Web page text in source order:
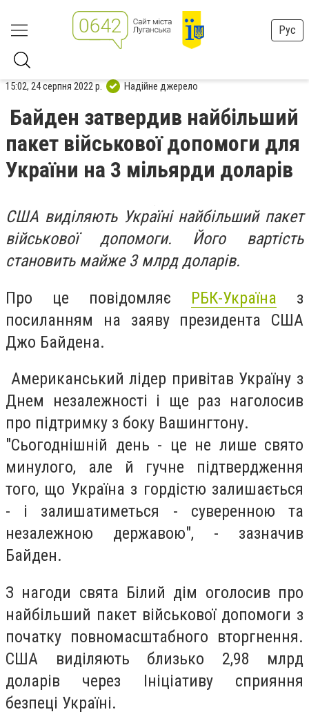
Рус
15:02, 24 серпня 2022 р. Надійне джерело
Байден затвердив найбільший
пакет військової допомоги для
України на 3 мільярди доларів
США виділяють Україні найбільший пакет
військової допомоги. Його вартість
становить майже 3 млрд доларів.
Про це повідомляє РБК-Україна з
посиланням на заяву президента США
Джо Байдена.
Американський лідер привітав Україну з
Днем незалежності і ще раз наголосив
про підтримку з боку Вашингтону.
"Сьогоднішній день - це не лише свято
минулого, але й гучне підтвердження
того, що Україна з гордістю залишається
- і залишатиметься - суверенною та
незалежною державою", - зазначив
Байден.
З нагоди свята Білий дім оголосив про
найбільший пакет військової допомоги з
початку повномасштабного вторгнення.
США виділяють близько 2,98 млрд
доларів через Ініціативу сприяння
безпеці Україні.